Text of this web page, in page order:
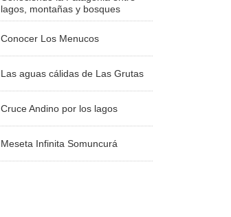
lagos, montañas y bosques
Conocer Los Menucos
Las aguas cálidas de Las Grutas
Cruce Andino por los lagos
Meseta Infinita Somuncurá